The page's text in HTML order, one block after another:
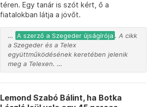
téren. Egy tanár is szót kért, ő a
fiatalokban látja a jövőt.
… A szerző a Szegeder újságírója . A cikk
a Szegeder és a Telex
együttműködésének keretében jelenik
meg a Telexen. …
Lemond Szabó Bálint, ha Botka